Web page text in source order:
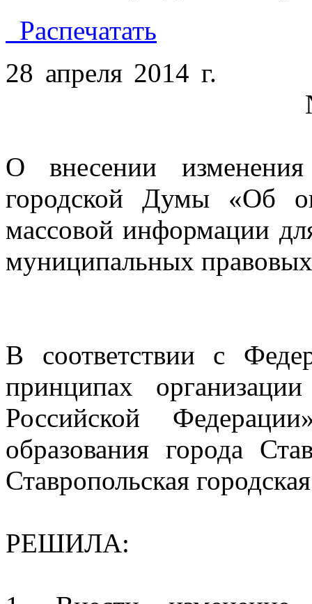
Распечатать
28 апреля
№
О внесении
городской Думы «Об
массовой информации
муниципальных
В соответствии с
принципах
Российской
образования города
Ставропольская
РЕШИЛА: